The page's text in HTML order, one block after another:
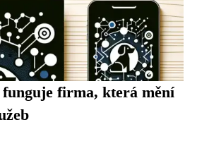
firma, která mění